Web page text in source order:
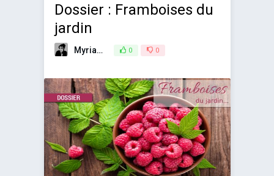
Dossier : Framboises du
jardin
Myriam 13 juin 2019
0 0